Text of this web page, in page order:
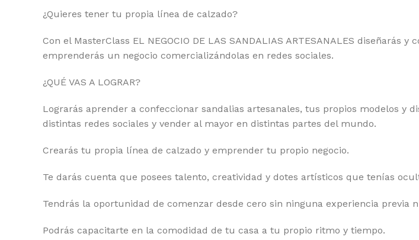
¿Quieres tener tu propia línea de calzado?
Con el MasterClass EL NEGOCIO DE LAS SANDALIAS ARTESANALES diseñarás
emprenderás un negocio comercializándolas en redes sociales.
¿QUÉ VAS A LOGRAR?
Lograrás aprender a confeccionar sandalias artesanales, tus propios modelos y
distintas redes sociales y vender al mayor en distintas partes del mundo.
Crearás tu propia línea de calzado y emprender tu propio negocio.
Te darás cuenta que posees talento, creatividad y dotes artísticos que tenías
Tendrás la oportunidad de comenzar desde cero sin ninguna experiencia previa
Podrás capacitarte en la comodidad de tu casa a tu propio ritmo y tiempo.